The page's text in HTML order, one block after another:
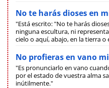
No te harás dioses en
"Está escrito: "No te harás
ninguna escultura, ni
cielo o aquí, abajo, en la tierra o
No profieras en vano
"Es pronunciarlo en vano
por el estado de vuestra alma
inútilmente."